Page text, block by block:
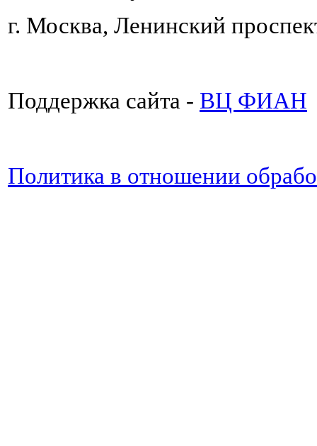
г. Москва, Ленинский
Поддержка сайта - ВЦ ФИАН
Политика в отношении